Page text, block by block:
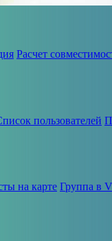
Расчет
пользователей
на карте Группа в